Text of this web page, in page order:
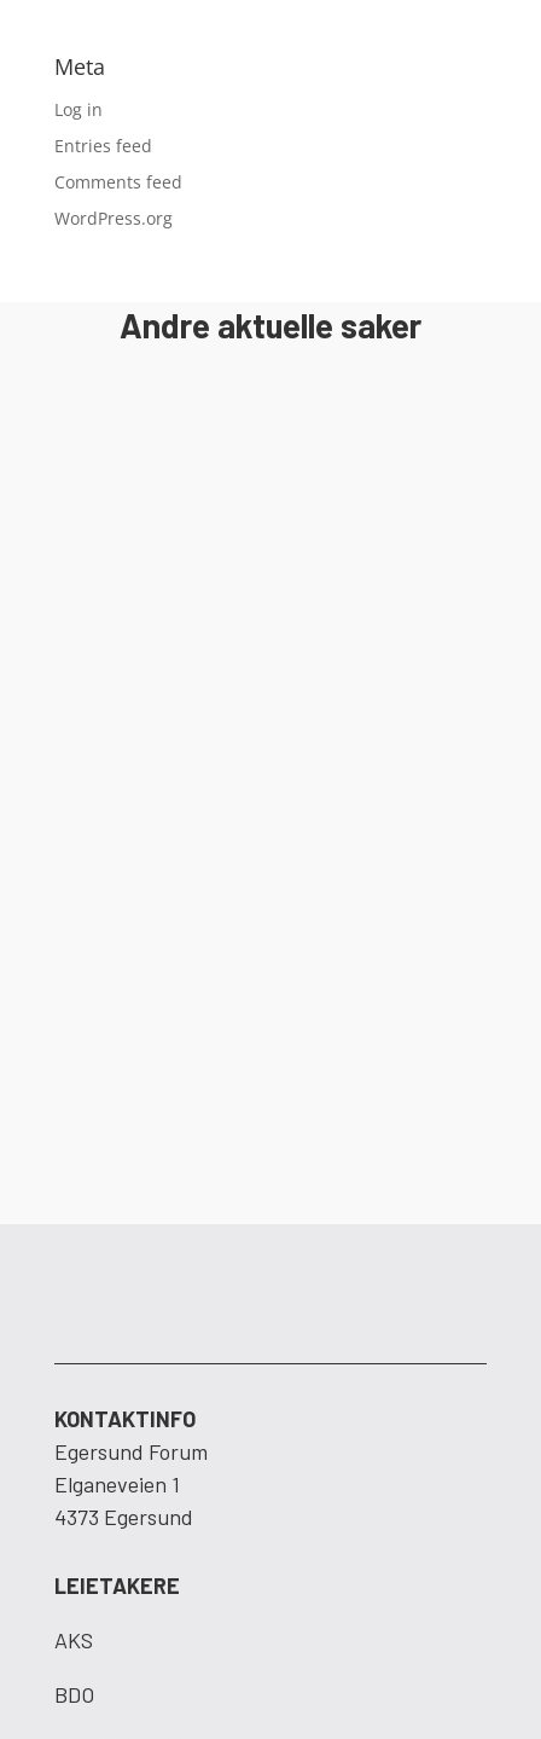
Meta
Log in
Entries feed
Comments feed
WordPress.org
Andre aktuelle saker
KONTAKTINFO
Egersund Forum
Elganeveien 1
4373 Egersund
LEIETAKERE
AKS
BDO